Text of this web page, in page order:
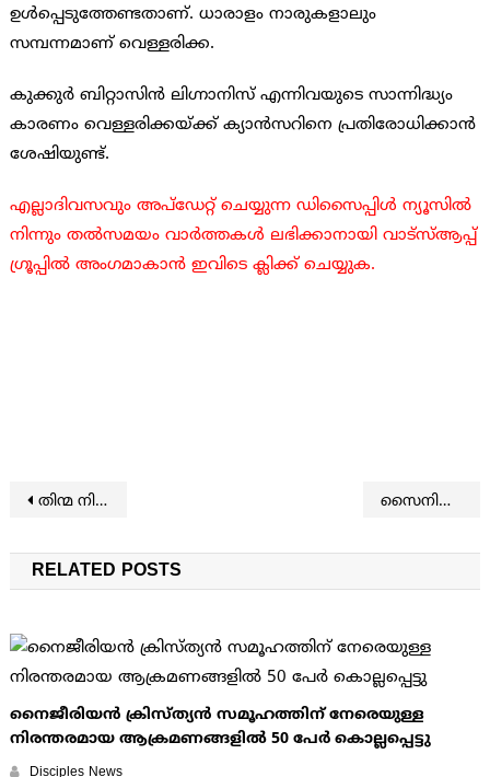
ഉള്‍പ്പെടുത്തേണ്ടതാണ്. ധാരാളം നാരുകളാലും
സമ്പന്നമാണ് വെള്ളരിക്ക.
കുക്കുര്‍ ബിറ്റാസിന്‍ ലിഗ്നാനിസ് എന്നിവയുടെ സാന്നിദ്ധ്യം
കാരണം വെള്ളരിക്കയ്ക്ക് ക്യാന്‍സറിനെ പ്രതിരോധിക്കാന്‍
ശേഷിയുണ്ട്.
എല്ലാദിവസവും അപ്ഡേറ്റ് ചെയ്യുന്ന ഡിസൈപ്പിൾ ന്യൂസിൽ
നിന്നും തൽസമയം വാർത്തകൾ ലഭിക്കാനായി വാട്സ്ആപ്പ്
ഗ്രൂപ്പിൽ അംഗമാകാൻ ഇവിടെ ക്ലിക്ക് ചെയ്യുക.
Post navigation
തിന്മ നിറഞ്ഞ ലോകം സൈനിക ചെലവില്‍ ഇന്ത്യ നാലാം സ്ഥാനത്ത്
RELATED POSTS
നൈജീരിയൻ ക്രിസ്ത്യൻ സമൂഹത്തിന് നേരെയുള്ള
നിരന്തരമായ ആക്രമണങ്ങളിൽ 50 പേർ കൊല്ലപ്പെട്ടു
Disciples News